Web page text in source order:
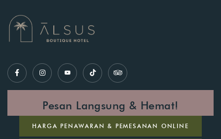
Pesan Langsung & Hemat!
HARGA PENAWARAN & PEMESANAN ONLINE